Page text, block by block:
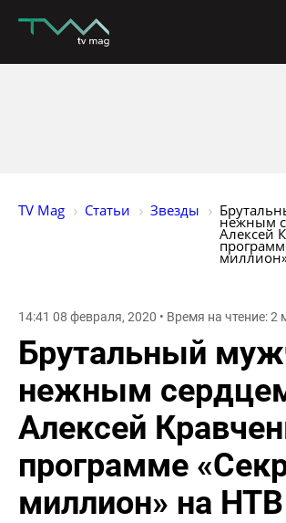
TV Mag Статьи Звезды
нежным
Алексей
14:41 08 февраля, 2020 • Время на чтение: 2
Брутальный
нежным
Алексей
программе
миллион» на НТВ